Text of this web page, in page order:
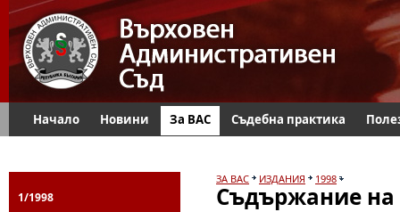
Начало Новини За ВАС Съдебна практика
1/1998
ЗА ВАС ИЗДАНИЯ 1998
Съдържание на